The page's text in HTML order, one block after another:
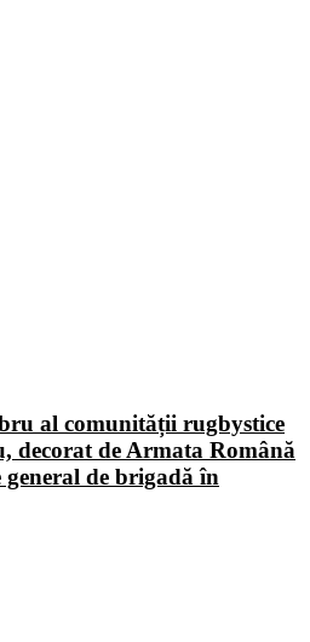
al comunității rugbystice
decorat de Armata Română
de brigadă în